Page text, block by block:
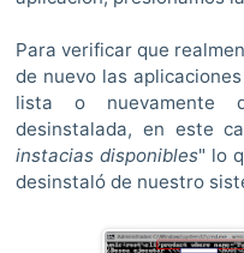
Para verificar que
de nuevo las
lista o nuevamente
desinstalada, en este
instacias disponibles" lo
desinstaló de nuestro